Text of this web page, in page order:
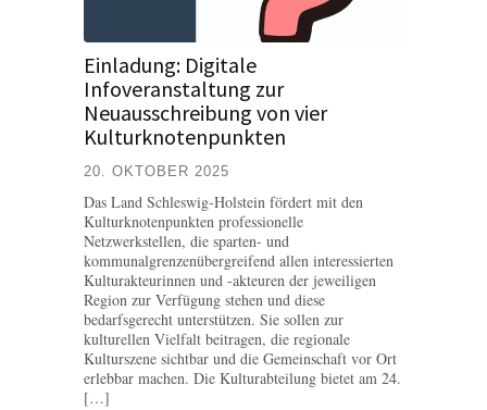
Einladung: Digitale
Infoveranstaltung zur
Neuausschreibung von vier
Kulturknotenpunkten
20. OKTOBER 2025
Das Land Schleswig-Holstein fördert mit den
Kulturknotenpunkten professionelle
Netzwerkstellen, die sparten- und
kommunalgrenzenübergreifend allen interessierten
Kulturakteurinnen und -akteuren der jeweiligen
Region zur Verfügung stehen und diese
bedarfsgerecht unterstützen. Sie sollen zur
kulturellen Vielfalt beitragen, die regionale
Kulturszene sichtbar und die Gemeinschaft vor Ort
erlebbar machen. Die Kulturabteilung bietet am 24.
[…]